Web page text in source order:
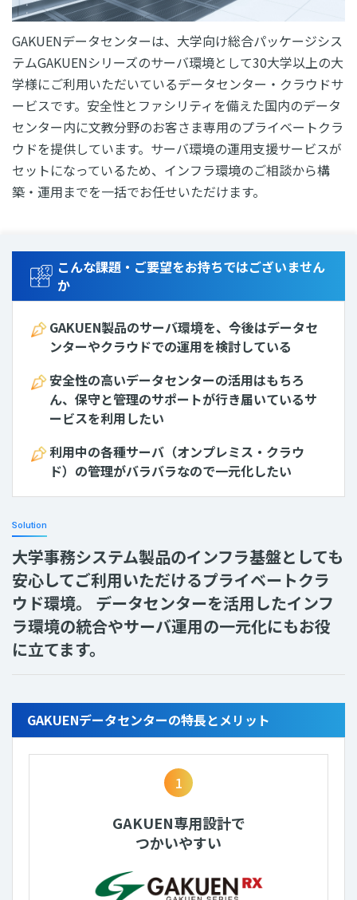
GAKUENデータセンターは、大学向け総合パッケージシス
テムGAKUENシリーズのサーバ環境として30大学以上の大
学様にご利用いただいているデータセンター・クラウドサ
ービスです。安全性とファシリティを備えた国内のデータ
センター内に文教分野のお客さま専用のプライベートクラ
ウドを提供しています。サーバ環境の運用支援サービスが
セットになっているため、インフラ環境のご相談から構
築・運用までを一括でお任せいただけます。
こんな課題・ご要望をお持ちではございません
か
GAKUEN製品のサーバ環境を、今後はデータセ
ンターやクラウドでの運用を検討している
安全性の高いデータセンターの活用はもちろ
ん、保守と管理のサポートが行き届いているサ
ービスを利用したい
利用中の各種サーバ（オンプレミス・クラウ
ド）の管理がバラバラなので一元化したい
Solution
大学事務システム製品のインフラ基盤としても
安心してご利用いただけるプライベートクラ
ウド環境。
データセンターを活用したインフ
ラ環境の統合やサーバ運用の一元化にもお役
に立てます。
GAKUENデータセンターの特長とメリット
1
GAKUEN専用設計で
つかいやすい